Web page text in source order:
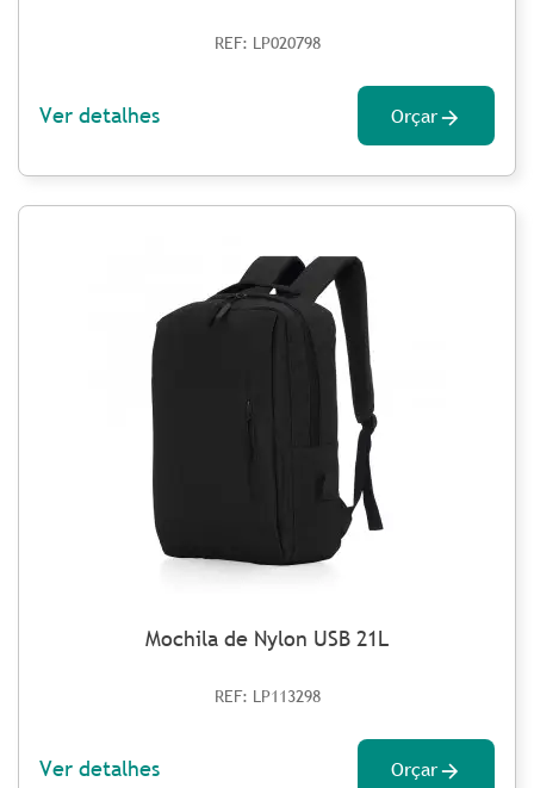
REF: LP020798
Ver detalhes Orçar
Mochila de Nylon USB 21L
REF: LP113298
Ver detalhes Orçar